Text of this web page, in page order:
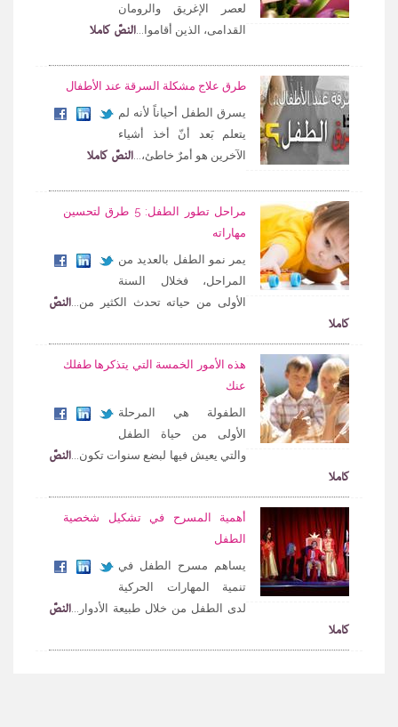
لعصر الإغريق والرومان
القدامى، الذين أقاموا... النصّ كاملا
طرق علاج مشكلة السرقة عند الأطفال
يسرق الطفل أحياناً لأنه لم
يتعلم بَعد أنّ أخذ أشياء
الآخرين هو أمرٌ خاطئ،... النصّ كاملا
مراحل تطور الطفل: 5 طرق لتحسين
مهاراته
يمر نمو الطفل بالعديد من
المراحل، فخلال السنة
الأولى من حياته تحدث الكثير من... النصّ
كاملا
هذه الأمور الخمسة التي يتذكرها طفلك
عنك
الطفولة هي المرحلة
الأولى من حياة الطفل
والتي يعيش فيها لبضع سنوات تكون... النصّ
كاملا
أهمية المسرح في تشكيل شخصية
الطفل
يساهم مسرح الطفل في
تنمية المهارات الحركية
لدى الطفل من خلال طبيعة الأدوار... النصّ
كاملا